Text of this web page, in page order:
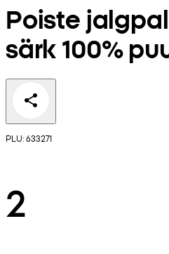
Poiste
särk 100%
PLU: 633271
2